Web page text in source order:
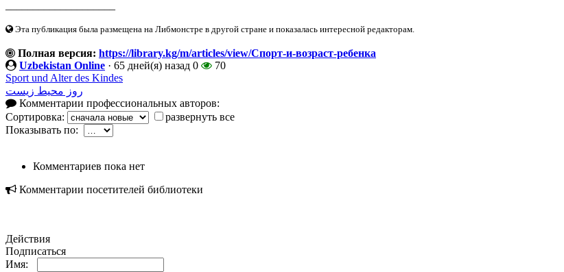
Эта публикация была размещена на Либмонстре в другой стране и показалась интересной редакторам.
Полная версия: https://library.kg/m/articles/view/Спорт-и-возраст-ребенка
Uzbekistan Online · 65 дней(я) назад 0
70
Sport und Alter des Kindes
روز محیط زیست
Комментарии профессиональных авторов:
Сортировка:
развернуть все
Показывать по:
Комментариев пока нет
Комментарии посетителей библиотеки
Действия
Подписаться
Имя: